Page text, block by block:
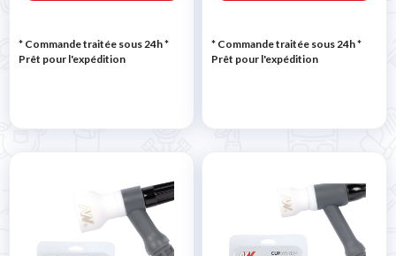
* Commande traitée sous 24h*
Prêt pour l'expédition
* Commande traitée sous 24h*
Prêt pour l'expédition